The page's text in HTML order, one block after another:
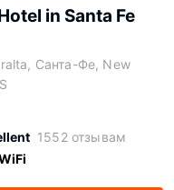
in Santa Fe
Санта-Фе, New
1552 отзывам